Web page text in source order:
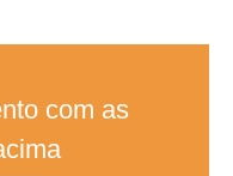
com as